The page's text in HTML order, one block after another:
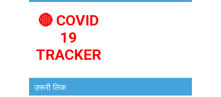
🔴 COVID
19
TRACKER
ज़रूरी लिंक